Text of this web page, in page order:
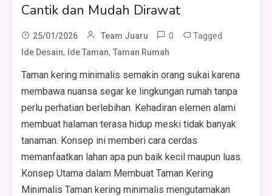
Cantik dan Mudah Dirawat
25/01/2026 Team Juaru 0 Tagged
Ide Desain, Ide Taman,Taman Rumah
Taman kering minimalis semakin orang sukai karena
membawa nuansa segar ke lingkungan rumah tanpa
perlu perhatian berlebihan. Kehadiran elemen alami
membuat halaman terasa hidup meski tidak banyak
tanaman. Konsep ini memberi cara cerdas
memanfaatkan lahan apa pun baik kecil maupun luas.
Konsep Utama dalam Membuat Taman Kering
Minimalis Taman kering minimalis mengutamakan